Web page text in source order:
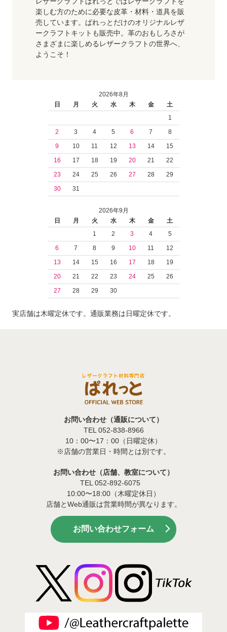
楽しむ方のために必要な皮革・材料・道具を販
売しています。ぱれっとだけのオリジナルレザ
ークラフトキットも販売中。革のおもしろさが
さまざまに楽しめるレザークラフトの世界へ、
ようこそ！
2026年8月
日
月 火 水 木 金
土
1
2
3 4 5 6 7
8
9
10 11 12 13 14
15
16
17 18 19 20 21
22
23
24 25 26 27 28
29
30
31
2026年9月
日
月 火 水 木 金
土
1
2 3 4
5
6
7 8 9 10 11
12
13
14 15 16 17 18
19
20
21 22 23 24 25
26
27
28 29 30
実店舗は木曜定休です。通販業務は日曜定休です。
お問い合わせ（通販について）
TEL 052-838-8966
10：00〜17：00（日曜定休）
※店舗の営業日・時間とは別です。
お問い合わせ（店舗、教室について）
TEL 052-892-6075
10:00〜18:00（木曜定休日）
店舗とWeb通販は営業時間が異なります。
お問い合わせフォーム